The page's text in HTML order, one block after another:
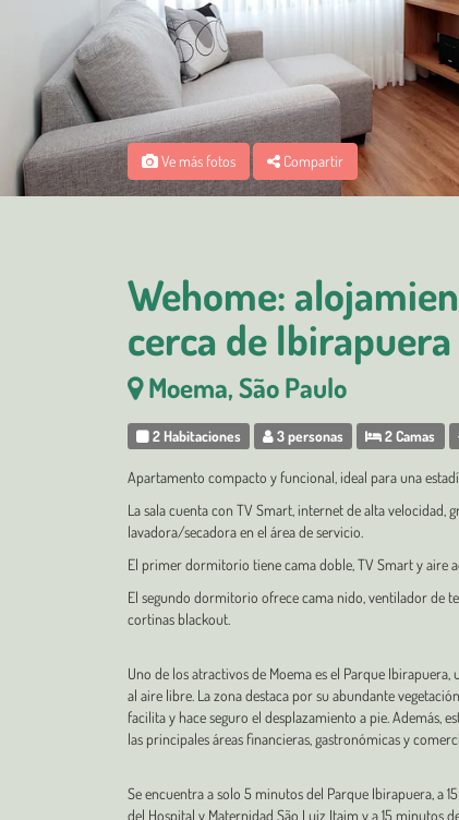
Ve más fotos Compartir
Wehome:
cerca de Ibirapuera
Moema, São Paulo
2 Habitaciones 3 personas 2 Camas
Apartamento compacto y funcional, ideal para una
La sala cuenta con TV Smart, internet de alta velocidad,
lavadora/secadora en el área de servicio.
El primer dormitorio tiene cama doble, TV Smart y aire
El segundo dormitorio ofrece cama nido, ventilador de
cortinas blackout.
Uno de los atractivos de Moema es el Parque
al aire libre. La zona destaca por su abundante
facilita y hace seguro el desplazamiento a pie. Además,
las principales áreas financieras, gastronómicas y
Se encuentra a solo 5 minutos del Parque Ibirapuera, a
del Hospital y Maternidad São Luiz Itaim y a 15 minutos